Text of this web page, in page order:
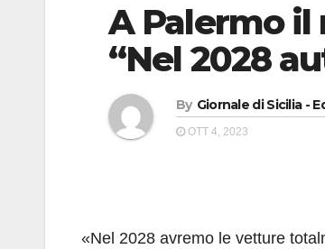
A Palermo il
“Nel 2028
By Giornale di Sicilia -
OTT 4, 2023
«Nel 2028 avremo le vetture